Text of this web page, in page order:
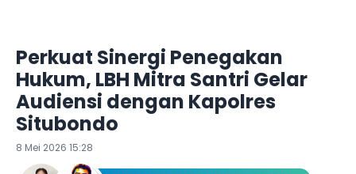
Perkuat Sinergi Penegakan
Hukum, LBH Mitra Santri Gelar
Audiensi dengan Kapolres
Situbondo
8 Mei 2026 15:28